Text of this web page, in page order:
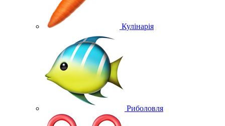
Кулінарія
Риболовля